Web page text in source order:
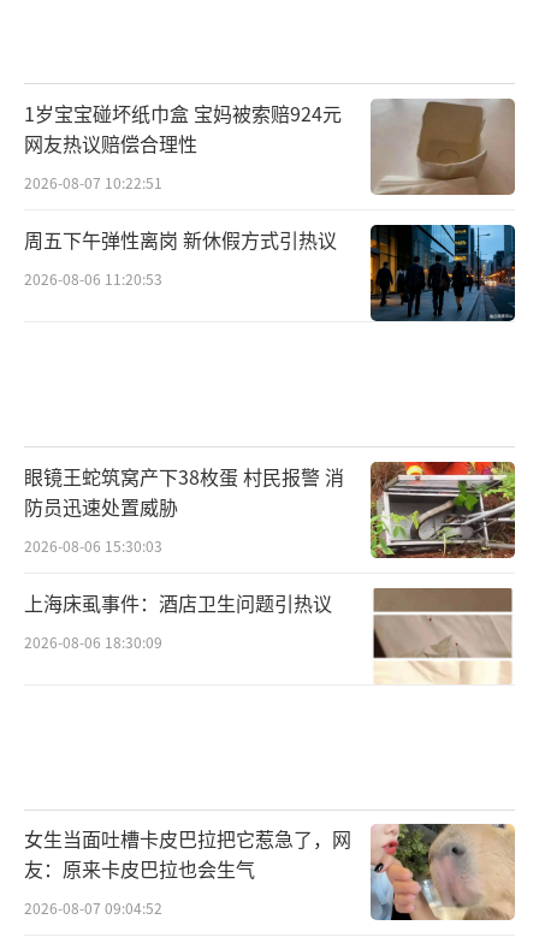
1岁宝宝碰坏纸巾盒 宝妈被索赔924元
网友热议赔偿合理性
2026-08-07 10:22:51
周五下午弹性离岗 新休假方式引热议
2026-08-06 11:20:53
眼镜王蛇筑窝产下38枚蛋 村民报警 消
防员迅速处置威胁
2026-08-06 15:30:03
上海床虱事件：酒店卫生问题引热议
2026-08-06 18:30:09
女生当面吐槽卡皮巴拉把它惹急了，网
友：原来卡皮巴拉也会生气
2026-08-07 09:04:52